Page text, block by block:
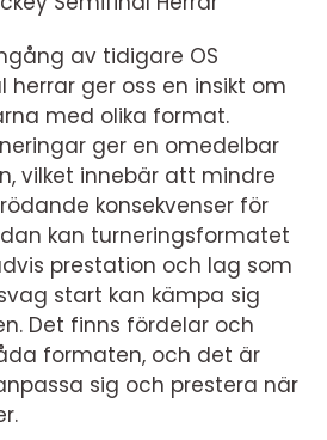
av tidigare OS
herrar ger oss en insikt om
med olika format.
ger en omedelbar
vilket innebär att mindre
konsekvenser för
kan turneringsformatet
prestation och lag som
start kan kämpa sig
Det finns fördelar och
formaten, och det är
sig och prestera när